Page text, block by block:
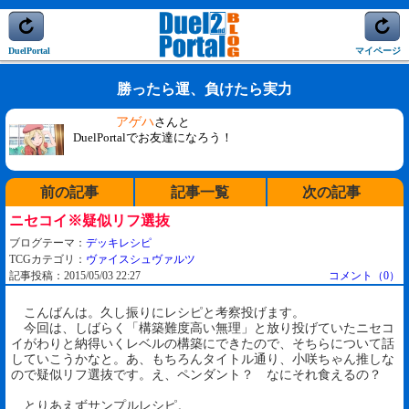
DuelPortal マイページ
勝ったら運、負けたら実力
アゲハさんと
DuelPortalでお友達になろう！
前の記事 記事一覧
次の記事
ニセコイ※疑似リフ選抜
ブログテーマ： デッキレシピ
TCGカテゴリ： ヴァイスシュヴァルツ
記事投稿：2015/05/03 22:27
コメント（0）
こんばんは。久し振りにレシピと考察投げます。
今回は、しばらく「構築難度高い無理」と放り投げていたニセコ
イがわりと納得いくレベルの構築にできたので、そちらについて話
していこうかなと。あ、もちろんタイトル通り、小咲ちゃん推しな
ので疑似リフ選抜です。え、ペンダント？ なにそれ食えるの？
とりあえずサンプルレシピ。